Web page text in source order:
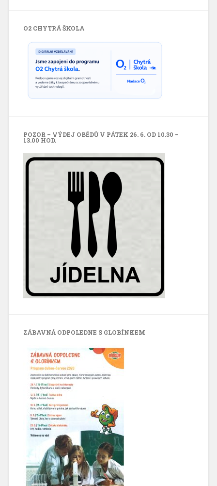
O2 CHYTRÁ ŠKOLA
POZOR – VÝDEJ OBĚDŮ V PÁTEK 26. 6. OD 10.30 –
13.00 HOD.
ZÁBAVNÁ ODPOLEDNE S GLOBÍNKEM